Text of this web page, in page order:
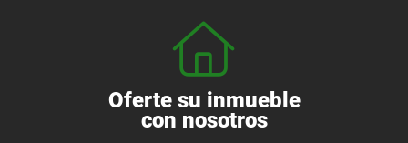
Oferte su inmueble
con nosotros